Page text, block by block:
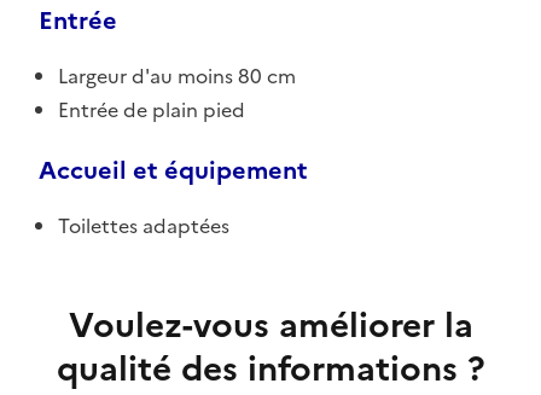
Entrée
Largeur d'au moins 80 cm
Entrée de plain pied
Accueil et équipement
Toilettes adaptées
Voulez-vous améliorer la
qualité des informations ?